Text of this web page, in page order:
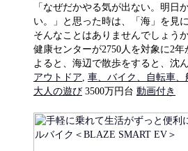
「なぜだかやる気が出ない。明日
い。」と思った時は、「海」を見
そんなことはありませんでしょう
健康センターが2750人を対象に2
よると、海辺で散歩をすると、沈
アウトドア, 車、バイク、自転車、
大人の遊び 3500万円台 動画付き